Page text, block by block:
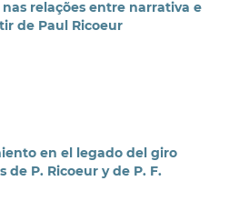
relações entre narrativa e
de Paul Ricoeur
en el legado del giro
de P. Ricoeur y de P. F.